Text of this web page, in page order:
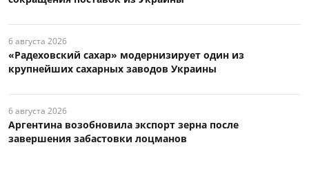
6 августа 2026
«Радеховский сахар» модернизирует один из
крупнейших сахарных заводов Украины
6 августа 2026
Аргентина возобновила экспорт зерна после
завершения забастовки лоцманов